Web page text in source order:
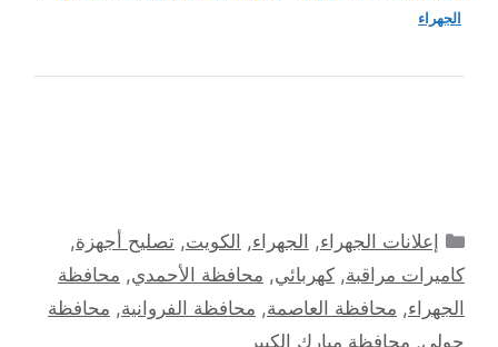
الجهراء
التصنيفات
إعلانات الجهراء, الجهراء, الكويت,تصليح أجهزة,
كاميرات مراقبة, كهربائي, محافظة الأحمدي, محافظة
الجهراء, محافظة العاصمة, محافظة الفروانية, محافظة
حولي, محافظة مبارك الكبير